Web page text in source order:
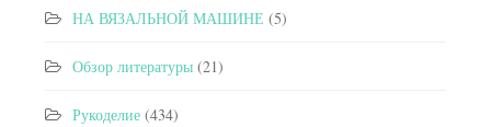
НА ВЯЗАЛЬНОЙ МАШИНЕ (5)
Обзор литературы (21)
Рукоделие (434)